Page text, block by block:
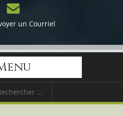
un Courriel